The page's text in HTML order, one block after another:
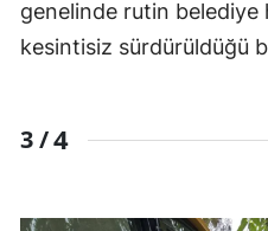
genelinde rutin belediye
kesintisiz sürdürüldüğü
3 /4